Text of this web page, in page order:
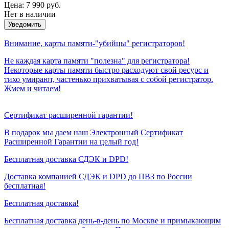
Цена: 7 990 руб.
Нет в наличии
Уведомить
Внимание, карты памяти-"убийцы" регистраторов!
Не каждая карта памяти "полезна" для регистратора!
Некоторые карты памяти быстро расходуют свой ресурс и
тихо умирают, частенько прихватывая с собой регистратор.
Жмем и читаем!
Сертификат расширенной гарантии!
В подарок мы даем наш Электронный Сертификат
Расширенной Гарантии на целый год!
Бесплатная доставка СДЭК и DPD!
Доставка компанией СДЭК и DPD до ПВЗ по России
бесплатная!
Бесплатная доставка!
Бесплатная доставка день-в-день по Москве и примыкающим